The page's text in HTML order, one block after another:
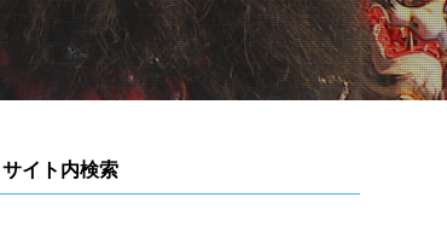
サイト内検索